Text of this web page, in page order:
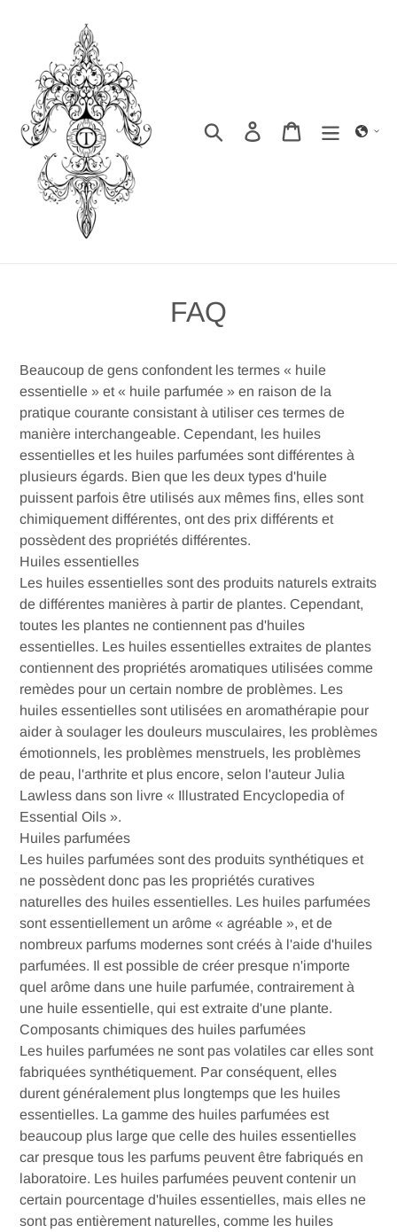
RechercherSe connecter
Panier
FAQ
Beaucoup de gens confondent les termes « huile
essentielle » et « huile parfumée » en raison de la
pratique courante consistant à utiliser ces termes de
manière interchangeable. Cependant, les huiles
essentielles et les huiles parfumées sont différentes à
plusieurs égards. Bien que les deux types d'huile
puissent parfois être utilisés aux mêmes fins, elles sont
chimiquement différentes, ont des prix différents et
possèdent des propriétés différentes.
Huiles essentielles
Les huiles essentielles sont des produits naturels extraits
de différentes manières à partir de plantes. Cependant,
toutes les plantes ne contiennent pas d'huiles
essentielles. Les huiles essentielles extraites de plantes
contiennent des propriétés aromatiques utilisées comme
remèdes pour un certain nombre de problèmes. Les
huiles essentielles sont utilisées en aromathérapie pour
aider à soulager les douleurs musculaires, les problèmes
émotionnels, les problèmes menstruels, les problèmes
de peau, l'arthrite et plus encore, selon l'auteur Julia
Lawless dans son livre « Illustrated Encyclopedia of
Essential Oils ».
Huiles parfumées
Les huiles parfumées sont des produits synthétiques et
ne possèdent donc pas les propriétés curatives
naturelles des huiles essentielles. Les huiles parfumées
sont essentiellement un arôme « agréable », et de
nombreux parfums modernes sont créés à l'aide d'huiles
parfumées. Il est possible de créer presque n'importe
quel arôme dans une huile parfumée, contrairement à
une huile essentielle, qui est extraite d'une plante.
Composants chimiques des huiles parfumées
Les huiles parfumées ne sont pas volatiles car elles sont
fabriquées synthétiquement. Par conséquent, elles
durent généralement plus longtemps que les huiles
essentielles. La gamme des huiles parfumées est
beaucoup plus large que celle des huiles essentielles
car presque tous les parfums peuvent être fabriqués en
laboratoire. Les huiles parfumées peuvent contenir un
certain pourcentage d'huiles essentielles, mais elles ne
sont pas entièrement naturelles, comme les huiles